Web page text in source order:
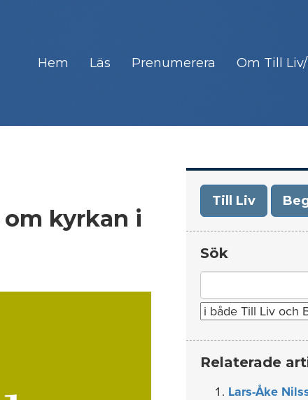
Hem Läs Prenumerera Om Till
om kyrkan i
Till Liv
Sök
for:
Relaterade
Lars-Åke